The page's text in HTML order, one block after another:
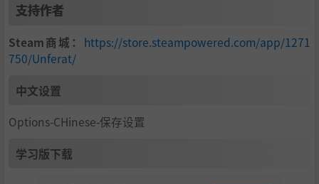
支持作者
Steam商城： https://store.steampowered.com/app/1271
750/Unferat/
中文设置
Options-CHinese-保存设置
学习版下载